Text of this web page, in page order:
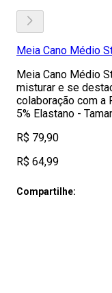
Meia Cano Médio
Meia Cano Médio
misturar e se
colaboração com a
5% Elastano -
R$ 79,90
R$ 64,99
Compartilhe: